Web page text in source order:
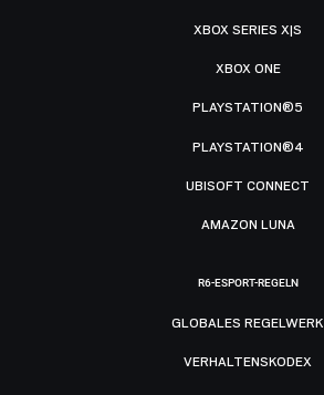
XBOX SERIES X|S
XBOX ONE
PLAYSTATION®5
PLAYSTATION®4
UBISOFT CONNECT
AMAZON LUNA
R6-ESPORT-REGELN
GLOBALES REGELWERK
VERHALTENSKODEX